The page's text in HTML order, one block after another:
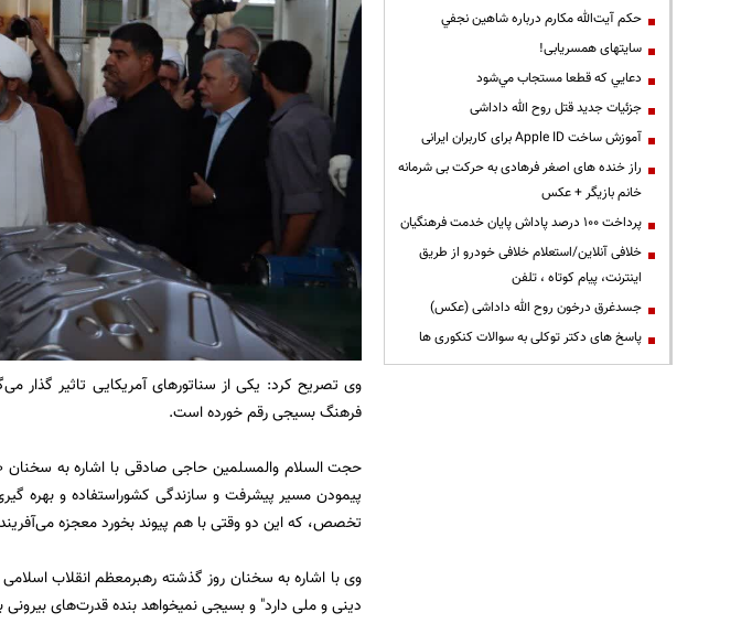
وی تصریح کرد: یکی از سناتور‌های آمریکایی تاثیر گذار
فرهنگ بسیجی رقم خورده است.
پیمودن مسیر پیشرفت و سازندگی کشوراستفاده و بهره
تخصص، که این دو وقتی با هم پیوند بخورد معجزه
وی با اشاره به سخنان روز گذشته رهبرمعظم انقلاب
دینی و ملی دارد" و بسیجی نمیخواهد بنده قدرت‌های بیرونی
حكم آيت‌الله مكارم درباره شاهين نجفي
سایتهای همسریابی!
دعايي كه قطعا مستجاب مي‌شود
جزئیات جدید قتل روح الله داداشی
آموزش ساخت Apple ID برای کاربران ایرانی
راز خنده های اصغر فرهادی به حرکت بی شرمانه
خانم بازیگر + عکس
پرداخت ۱۰۰ درصد پاداش پایان خدمت فرهنگیان
خلافی آنلاین/استعلام خلافی خودرو از طریق
اینترنت، پیام کوتاه ، تلفن
جسدغرق درخون روح الله داداشی (عکس)
پاسخ های دکتر توکلی به سوالات کنکوری ها